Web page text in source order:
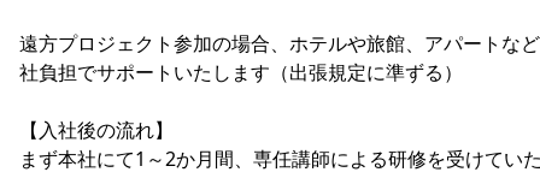
遠方プロジェクト参加の場合、ホテルや旅館、アパートな
社負担でサポートいたします（出張規定に準ずる）
【入社後の流れ】
まず本社にて1～2か月間、専任講師による研修を受けてい